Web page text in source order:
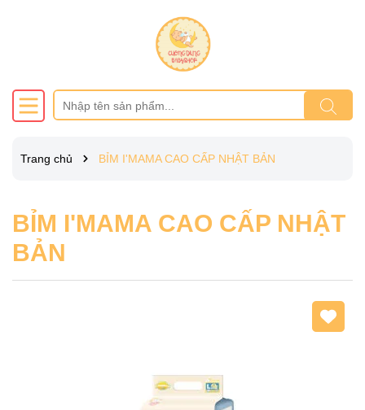
Trang chủ BỈM I'MAMA CAO CẤP NHẬT BẢN
BỈM I'MAMA CAO CẤP NHẬT
BẢN